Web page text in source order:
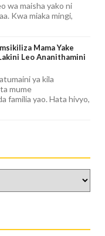
wa maisha yako ni
Kwa miaka mingi,
Mama Yake
Leo Ananithamini
ya kila
mume
familia yao. Hata hivyo,